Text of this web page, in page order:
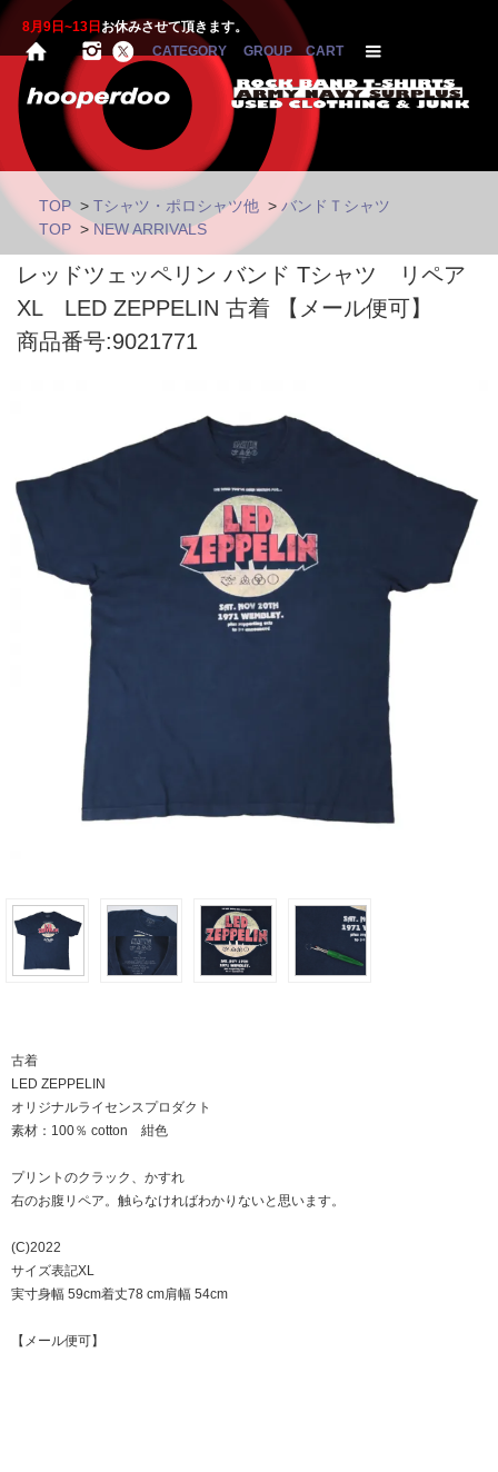
8月9日~13日 お休みさせて頂きます。
CATEGORY
GROUP CART
TOP > Tシャツ・ポロシャツ他 > バンドＴシャツ
TOP > NEW ARRIVALS
レッドツェッペリン バンド Tシャツ リペア
XL LED ZEPPELIN 古着 【メール便可】
商品番号:9021771
古着
LED ZEPPELIN
オリジナルライセンスプロダクト
素材：100％ cotton 紺色
プリントのクラック、かすれ
右のお腹リペア。触らなければわかりないと思います。
(C)2022
サイズ表記XL
実寸身幅 59cm着丈78 cm肩幅 54cm
【メール便可】